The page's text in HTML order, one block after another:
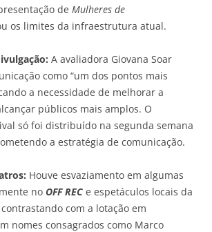
de Mulheres de
os limites da infraestrutura atual.
A avaliadora Giovana Soar
como “um dos pontos mais
a necessidade de melhorar a
públicos mais amplos. O
só foi distribuído na segunda semana
a estratégia de comunicação.
Houve esvaziamento em algumas
no OFF REC e espetáculos locais da
com a lotação em
nomes consagrados como Marco